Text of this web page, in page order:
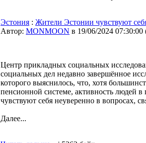
Эстония : Жители Эстонии чувствуют
Автор: MONMOON в 19/06/2024 07:30:00
Центр прикладных социальных
социальных дел недавно завершённое
которого выяснилось, что, хотя
пенсионной системе, активность людей
чувствуют себя неуверенно в вопросах,
Далее...